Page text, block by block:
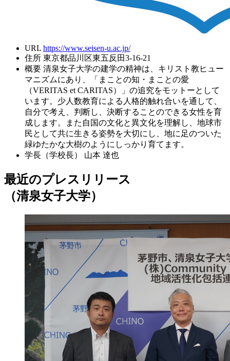
URL https://www.seisen-u.ac.jp/
住所 東京都品川区東五反田3-16-21
概要 清泉女子大学の建学の精神は、キリスト教ヒュー
マニズムにあり、「まことの知・まことの愛
（VERITAS et CARITAS）」の追究をモットーとして
います。少人数教育による人格的触れ合いを通して、
自分で考え、判断し、決断することのできる女性を育
成します。また自国の文化と異文化を理解し、地球市
民として共に生きる姿勢を大切にし、地に足のついた
緑ゆたかな大樹のようにしっかり育てます。
学長（学校長）
山本 達也
最近のプレスリリース
（清泉女子大学）